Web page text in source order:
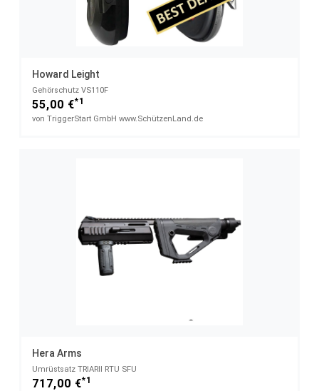
Howard Leight
Gehörschutz VS110F
55,00 €*1
von TriggerStart GmbH www.SchützenLand.de
Hera Arms
Umrüstsatz TRIARII RTU SFU
717,00 €*1